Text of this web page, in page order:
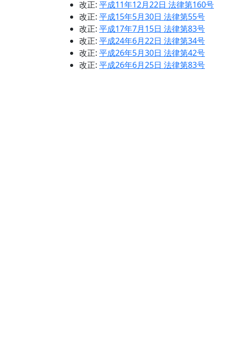
改正: 平成11年12月22日 法律第160号
改正: 平成15年5月30日 法律第55号
改正: 平成17年7月15日 法律第83号
改正: 平成24年6月22日 法律第34号
改正: 平成26年5月30日 法律第42号
改正: 平成26年6月25日 法律第83号